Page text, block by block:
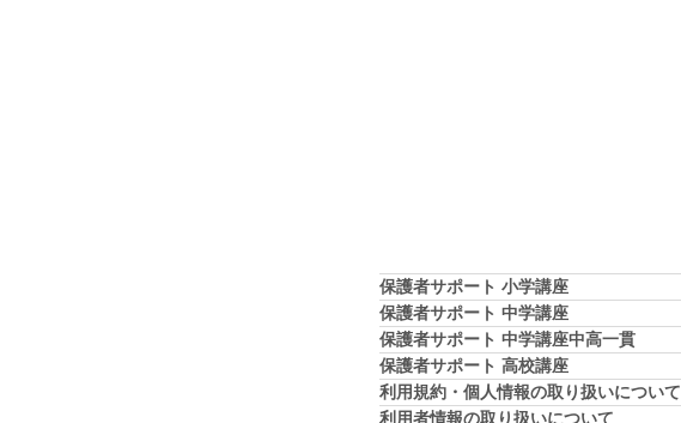
保護者サポート 小学講座
保護者サポート 中学講座
保護者サポート 中学講座中高一貫
保護者サポート 高校講座
利用規約・個人情報の取り扱いについて
利用者情報の取り扱いについて